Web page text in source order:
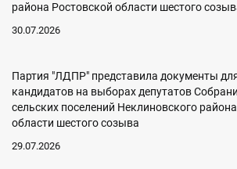
района Ростовской области шестого
30.07.2026
Партия "ЛДПР" представила документы
кандидатов на выборах депутатов
сельских поселений Неклиновского
области шестого созыва
29.07.2026